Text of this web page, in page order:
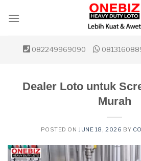
082249969090
Dealer Loto untuk
Murah
POSTED ON JUNE 18, 2026 BY